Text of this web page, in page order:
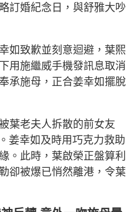
訂婚紀念日，與舒雅大吵
如致歉並刻意迴避，葉熙
用施繼威手機發訊息取消
承施母，正合姜幸如擺脫
葉老夫人拆散的前女友
姜幸如及時用巧克力救助
。此時，葉啟榮正盤算利
卻被爆已悄然離港，令葉